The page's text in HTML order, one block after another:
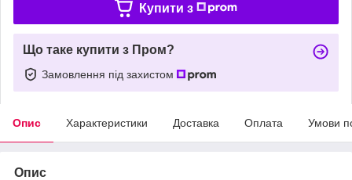
Купити з
Що таке купити з Пром?
Замовлення під захистом
Опис Характеристики Доставка Оплата Умови
Опис